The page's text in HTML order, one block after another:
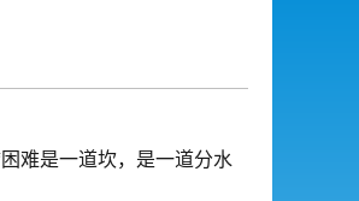
难是一道坎，是一道分水